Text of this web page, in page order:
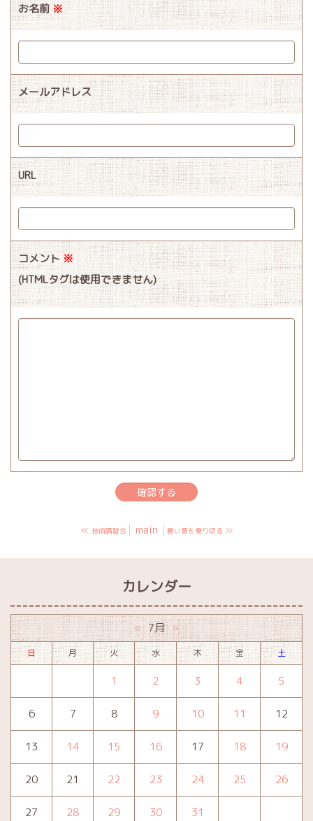
お名前※
メールアドレス
URL
コメント※
(HTMLタグは使用できません)
« 技術講習会 main 暑い夏を乗り切る »
カレンダー
« 7月 »
日 月 火 水 木 金 土
1 2 3 4 5
6 7 8 9 10 11 12
13 14 15 16 17 18 19
20 21 22 23 24 25 26
27 28 29 30 31